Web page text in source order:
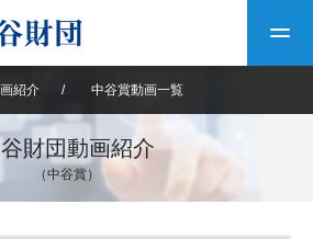
トップ
谷財団について
紹介 / 中谷賞動画一覧
財団動画紹介
（中谷賞）